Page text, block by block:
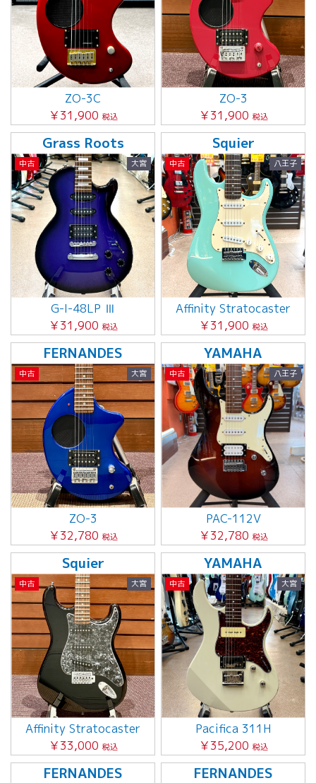
ZO-3C
￥31,900 税込
ZO-3
￥31,900 税込
Grass Roots
中古 大宮
G-I-48LP Ⅲ
￥31,900 税込
Squier
中古 八王子
Affinity Stratocaster
￥31,900 税込
FERNANDES
中古 大宮
ZO-3
￥32,780 税込
YAMAHA
中古 八王子
PAC-112V
￥32,780 税込
Squier
中古 大宮
Affinity Stratocaster
￥33,000 税込
YAMAHA
中古 大宮
Pacifica 311H
￥35,200 税込
FERNANDES FERNANDES